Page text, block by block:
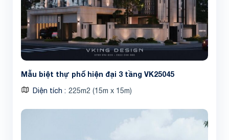
Mẫu biệt thự phố hiện đại 3 tầng VK25045
Diện tích 225m2 (15m x 15m)